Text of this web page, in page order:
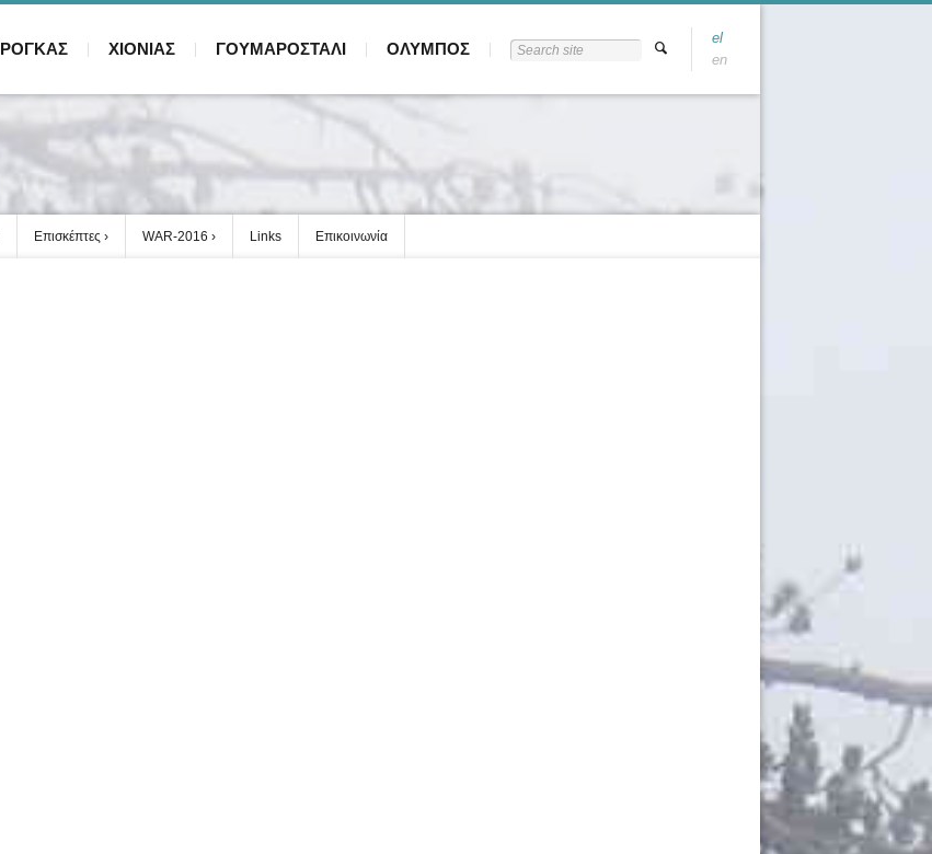
el
en
ΡΟΓΚΑΣ ΧΙΟΝΙΑΣ ΓΟΥΜΑΡΟΣΤΑΛΙ ΟΛΥΜΠΟΣ
Επισκέπτες WAR-2016 Links Επικοινωνία